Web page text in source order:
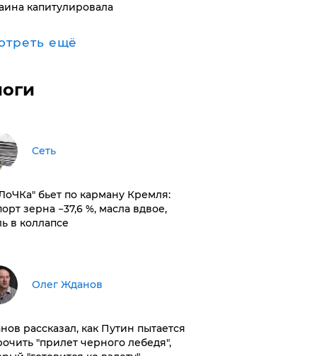
капитулировала
ещё
Сеть
бьет по карману Кремля:
зерна −37,6 %, масла вдвое,
в коллапсе
Олег Жданов
рассказал, как Путин пытается
"прилет черного лебедя",